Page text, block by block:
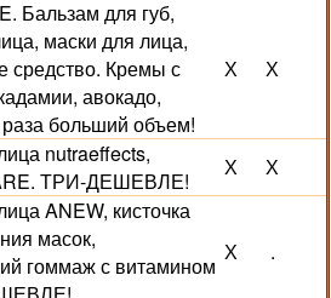
Бальзам для губ,
маски для лица,
Кремы с
авокадо,
больший объем!
Х Х
nutraeffects,
ТРИ-ДЕШЕВЛЕ!
Х Х
ANEW, кисточка
масок,
гоммаж с витамином
Х .